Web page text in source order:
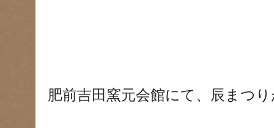
肥前吉田窯元会館にて、辰まつ